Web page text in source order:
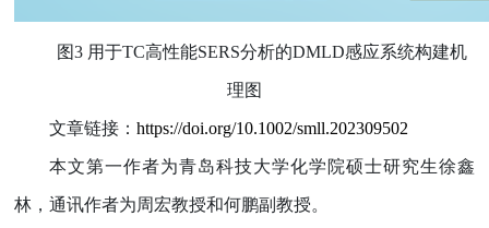
图3 用于TC高性能SERS分析的DMLD感应系统构建机
理图
文章链接： https://doi.org/10.1002/smll.202309502
本文第一作者为青岛科技大学化学院硕士研究生徐鑫
林，通讯作者为周宏教授和何鹏副教授。